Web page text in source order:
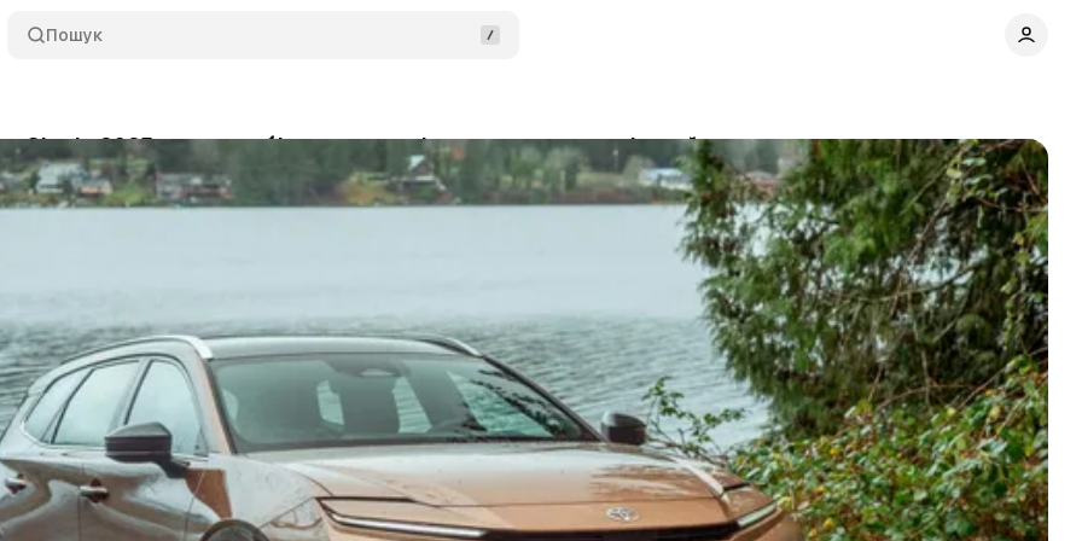
Пошук
Signia 2025 — автомобіль не для всіх, але саме тому цікавий
Мета-Медіа•11 лютого 2026 7 хв читання Поділитися